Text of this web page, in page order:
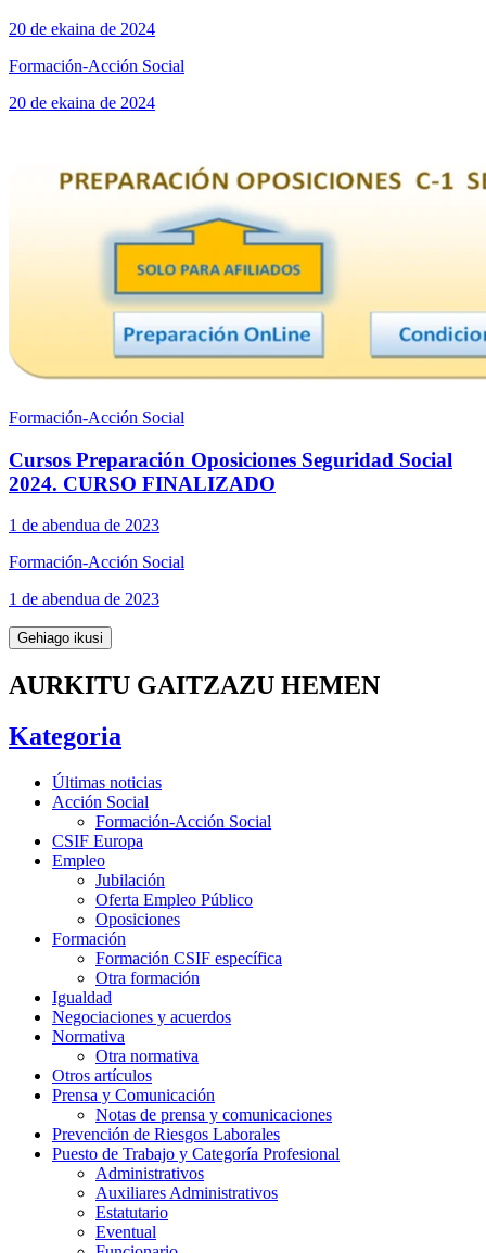
20 de ekaina de 2024
Formación-Acción Social
20 de ekaina de 2024
Formación-Acción Social
Cursos Preparación Oposiciones Seguridad Social
2024. CURSO FINALIZADO
1 de abendua de 2023
Formación-Acción Social
1 de abendua de 2023
Gehiago ikusi
AURKITU GAITZAZU HEMEN
Kategoria
Últimas noticias
Acción Social
Formación-Acción Social
CSIF Europa
Empleo
Jubilación
Oferta Empleo Público
Oposiciones
Formación
Formación CSIF específica
Otra formación
Igualdad
Negociaciones y acuerdos
Normativa
Otra normativa
Otros artículos
Prensa y Comunicación
Notas de prensa y comunicaciones
Prevención de Riesgos Laborales
Puesto de Trabajo y Categoría Profesional
Administrativos
Auxiliares Administrativos
Estatutario
Eventual